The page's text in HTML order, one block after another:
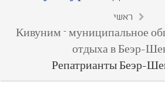
ראשי
Кивуним – муниципальное
отдыха в Беэр-